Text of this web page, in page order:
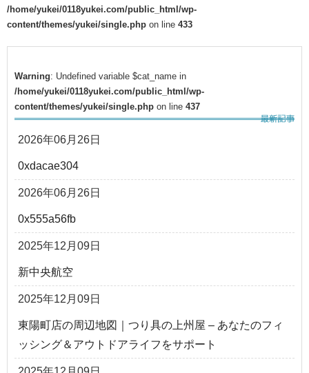
/home/yukei/0118yukei.com/public_html/wp-
content/themes/yukei/single.php on line 433
Warning: Undefined variable $cat_name in
/home/yukei/0118yukei.com/public_html/wp-
content/themes/yukei/single.php on line 437
2026年06月26日
0xdacae304
2026年06月26日
0x555a56fb
2025年12月09日
新中央航空
2025年12月09日
東陽町店の周辺地図｜つり具の上州屋 – あなたのフィ
ッシング＆アウトドアライフをサポート